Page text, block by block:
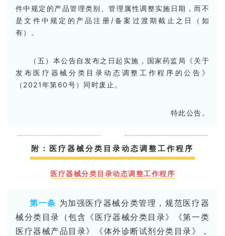
件中规定的产品管理类别、管理属性调整实施日期，而不
是文件中规定的产品注册/备案过渡期截止之日（如
有）。
（五）本公告自发布之日起实施，国家药监局《关于
发布医疗器械分类目录动态调整工作程序的公告》
（2021年第60号）同时废止。
特此公告。
附：医疗器械分类目录动态调整工作程序
医疗器械分类目录动态调整工作程序
第一条 为加强医疗器械分类管理，规范医疗器
械分类目录（包含《医疗器械分类目录》《第一类
医疗器械产品目录》《体外诊断试剂分类目录》，